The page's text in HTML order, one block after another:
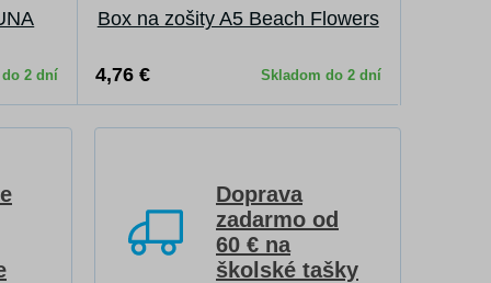
2 dní
Box na zošity A5 Beach Flowers
4,76 € Skladom do 2 dní
Doprava
zadarmo od
60 € na
školské tašky